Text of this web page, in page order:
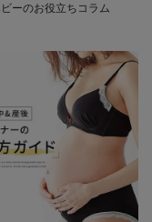
ーのお役立ちコラム